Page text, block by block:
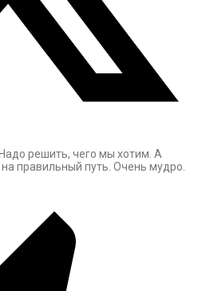
решить, чего мы хотим. А
правильный путь. Очень мудро.